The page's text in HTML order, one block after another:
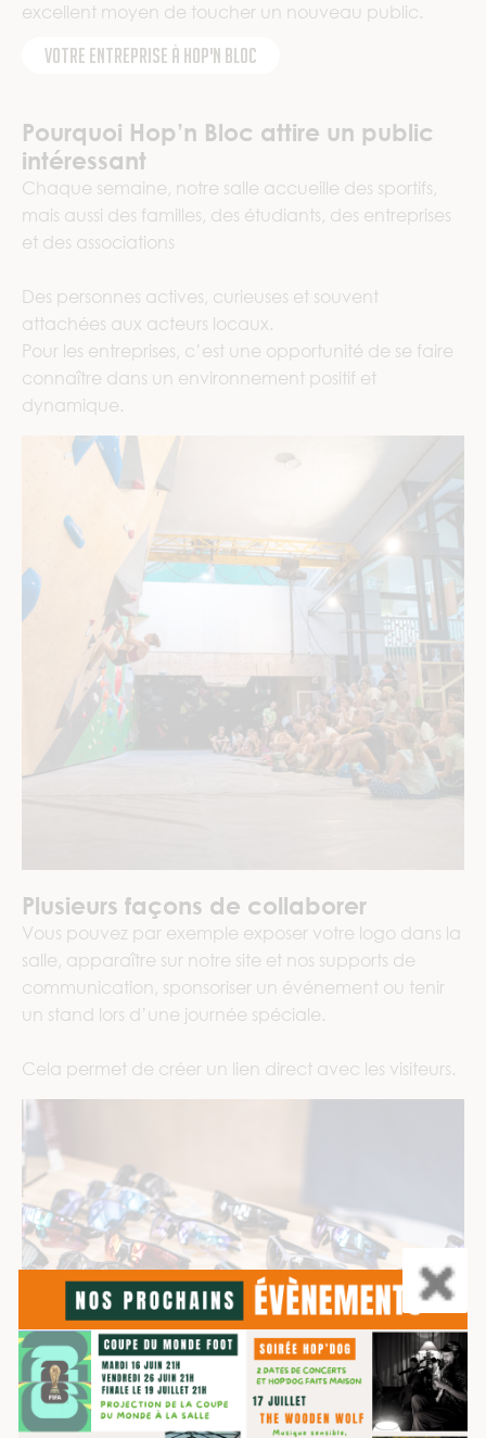
excellent moyen de toucher un nouveau public.
Votre entreprise à Hop'n Bloc
Pourquoi Hop’n Bloc attire un public
intéressant
Chaque semaine, notre salle accueille des sportifs,
mais aussi des familles, des étudiants, des entreprises
et des associations
Des personnes actives, curieuses et souvent
attachées aux acteurs locaux.
Pour les entreprises, c’est une opportunité de se faire
connaître dans un environnement positif et
dynamique.
Plusieurs façons de collaborer
Vous pouvez par exemple exposer votre logo dans la
salle, apparaître sur notre site et nos supports de
communication, sponsoriser un événement ou tenir
un stand lors d’une journée spéciale.
Cela permet de créer un lien direct avec les visiteurs.